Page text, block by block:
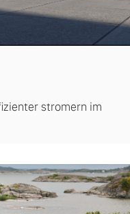
stromern im